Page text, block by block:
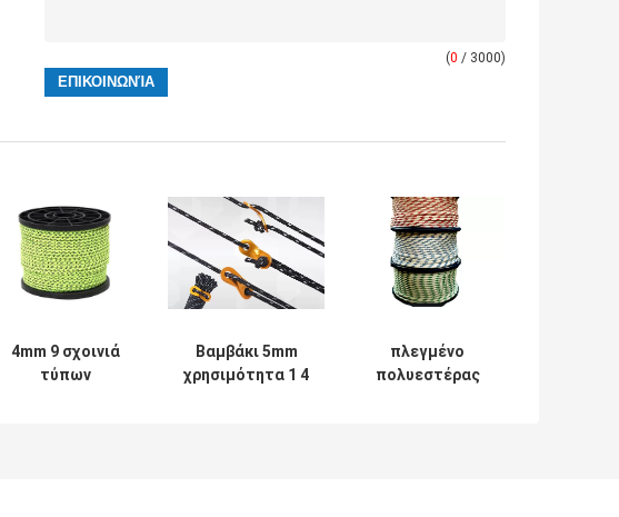
(0 / 3000)
4mm 9 σχοινιά
τύπων
Βαμβάκι 5mm
χρησιμότητα 1 4
πλεγμένο
πολυεστέρας